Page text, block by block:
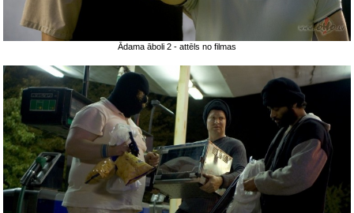
Ādama āboli 2 - attēls no filmas